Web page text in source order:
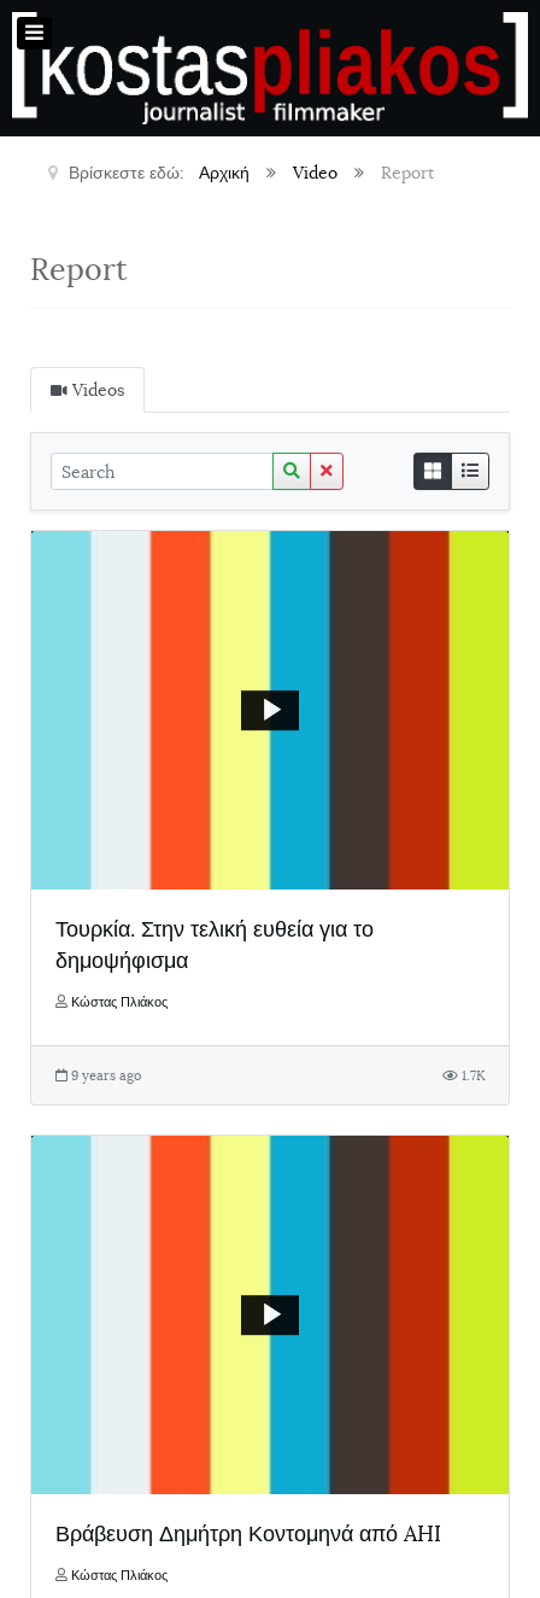
Βρίσκεστε εδώ: Αρχική Video Report
Report
Videos
Τουρκία. Στην τελική ευθεία για το
δημοψήφισμα
Κώστας Πλιάκος
9 years ago 1.7K
Βράβευση Δημήτρη Κοντομηνά από AHI
Κώστας Πλιάκος